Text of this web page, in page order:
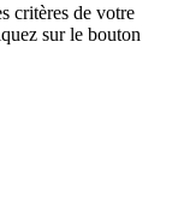
critères de votre
sur le bouton